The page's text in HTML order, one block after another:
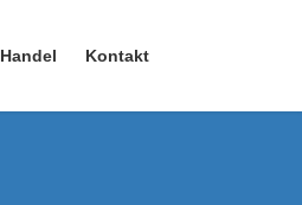
Handel Kontakt